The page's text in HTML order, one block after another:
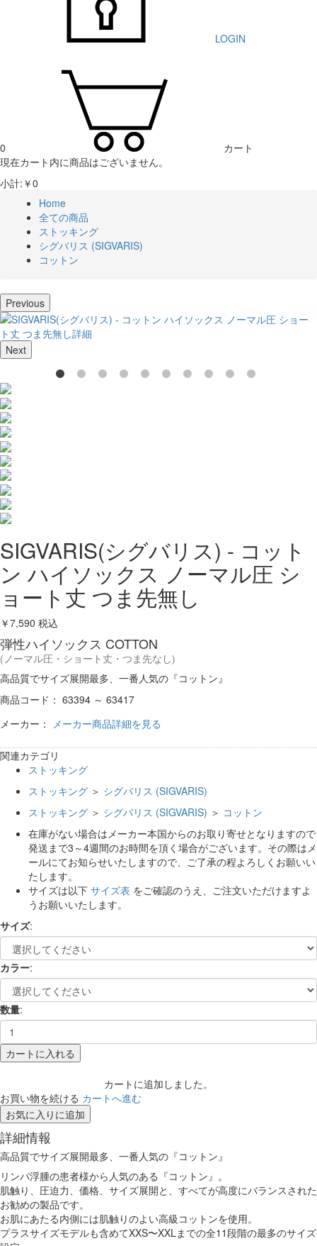
LOGIN
0
カート
現在カート内に商品はございません。
小計:￥0
Home
全ての商品
ストッキング
シグバリス (SIGVARIS)
コットン
Previous
Next
SIGVARIS(シグバリス) - コット
ン ハイソックス ノーマル圧 シ
ョート丈 つま先無し
￥7,590 税込
弾性ハイソックス COTTON
(ノーマル圧・ショート丈・つま先なし)
高品質でサイズ展開最多、一番人気の『コットン』
商品コード： 63394 ～ 63417
メーカー： メーカー商品詳細を見る
関連カテゴリ
ストッキング
ストッキング ＞ シグバリス (SIGVARIS)
ストッキング ＞ シグバリス (SIGVARIS) ＞ コットン
在庫がない場合はメーカー本国からのお取り寄せとなりますので
発送まで3～4週間のお時間を頂く場合がございます。その際はメ
ールにてお知らせいたしますので、ご了承の程よろしくお願いい
たします。
サイズは以下 サイズ表 をご確認のうえ、ご注文いただけますよ
うお願いいたします。
サイズ:
カラー:
数量:
カートに入れる
カートに追加しました。
お買い物を続ける カートへ進む
お気に入りに追加
詳細情報
高品質でサイズ展開最多、一番人気の『コットン』
リンパ浮腫の患者様から人気のある『コットン』。
肌触り、圧迫力、価格、サイズ展開と、すべてが高度にバランスされた
お勧めの製品です。
お肌にあたる内側には肌触りのよい高級コットンを使用。
プラスサイズモデルも含めてXXS〜XXLまでの全11段階の最多のサイズ